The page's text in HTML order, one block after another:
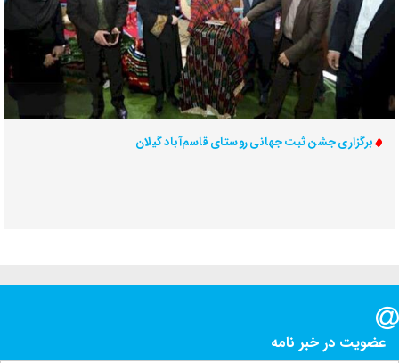
برگزاری جشن ثبت جهانی روستای قاسم‌آباد گیلان
عضویت در خبر نامه